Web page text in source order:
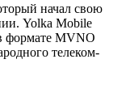
начал свою
Yolka Mobile
формате MVNO
телеком-